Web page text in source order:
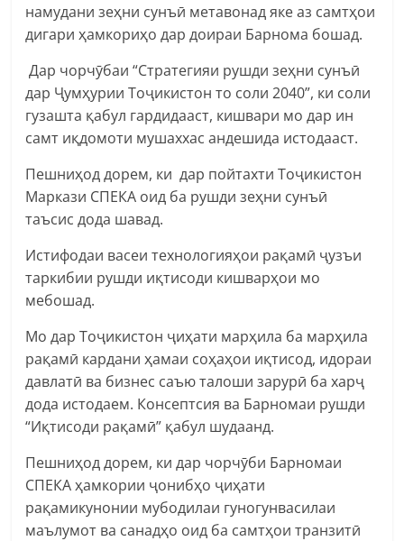
намудани зеҳни сунъӣ метавонад яке аз самтҳои
дигари ҳамкориҳо дар доираи Барнома бошад.
Дар чорчӯбаи “Стратегияи рушди зеҳни сунъӣ
дар Ҷумҳурии Тоҷикистон то соли 2040”, ки соли
гузашта қабул гардидааст, кишвари мо дар ин
самт иқдомоти мушаххас андешида истодааст.
Пешниҳод дорем, ки дар пойтахти Тоҷикистон
Маркази СПЕКА оид ба рушди зеҳни сунъӣ
таъсис дода шавад.
Истифодаи васеи технологияҳои рақамӣ ҷузъи
таркибии рушди иқтисоди кишварҳои мо
мебошад.
Мо дар Тоҷикистон ҷиҳати марҳила ба марҳила
рақамӣ кардани ҳамаи соҳаҳои иқтисод, идораи
давлатӣ ва бизнес саъю талоши зарурӣ ба харҷ
дода истодаем. Консептсия ва Барномаи рушди
“Иқтисоди рақамӣ” қабул шудаанд.
Пешниҳод дорем, ки дар чорчӯби Барномаи
СПЕКА ҳамкории ҷонибҳо ҷиҳати
рақамикунонии мубодилаи гуногунвасилаи
маълумот ва санадҳо оид ба самтҳои транзитӣ